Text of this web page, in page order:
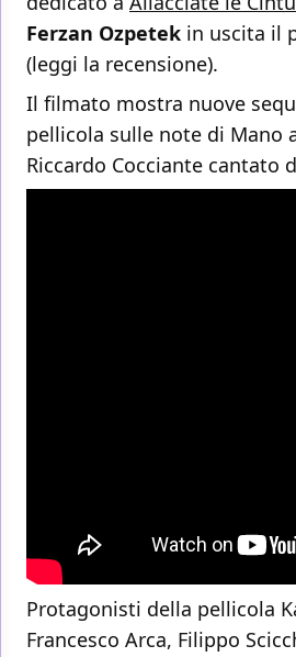
Ferzan Ozpetek in uscita il
(leggi la recensione).
Il filmato mostra nuove
pellicola sulle note di Mano
Riccardo Cocciante cantato
Protagonisti della pellicola
Francesco Arca, Filippo